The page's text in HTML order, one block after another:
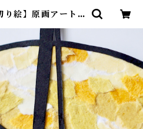
り絵】原画アート